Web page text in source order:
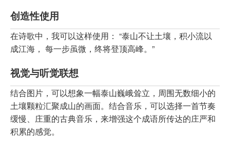
创造性使用
在诗歌中，我可以这样使用： “泰山不让土壤，积小流以
成江海， 每一步虽微，终将登顶高峰。”
视觉与听觉联想
结合图片，可以想象一幅泰山巍峨耸立，周围无数细小的
土壤颗粒汇聚成山的画面。结合音乐，可以选择一首节奏
缓慢、庄重的古典音乐，来增强这个成语所传达的庄严和
积累的感觉。